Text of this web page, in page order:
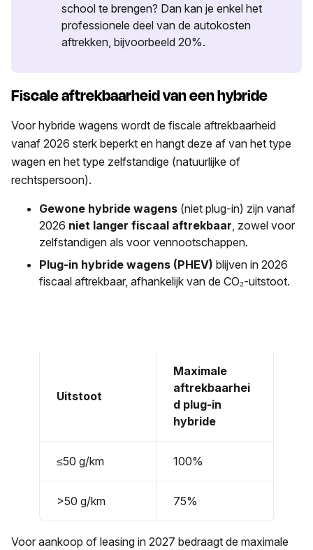
school te brengen? Dan kan je enkel het
professionele deel van de autokosten
aftrekken, bijvoorbeeld 20%.
Fiscale aftrekbaarheid van een hybride
Voor hybride wagens wordt de fiscale aftrekbaarheid
vanaf 2026 sterk beperkt en hangt deze af van het type
wagen en het type zelfstandige (natuurlijke of
rechtspersoon).
Gewone hybride wagens (niet plug-in) zijn vanaf
2026 niet langer fiscaal aftrekbaar, zowel voor
zelfstandigen als voor vennootschappen.
Plug-in hybride wagens (PHEV) blijven in 2026
fiscaal aftrekbaar, afhankelijk van de CO₂-uitstoot.
Uitstoot
Maximale
aftrekbaarhei
d plug-in
hybride
≤50 g/km 100%
>50 g/km 75%
Voor aankoop of leasing in 2027 bedraagt de maximale